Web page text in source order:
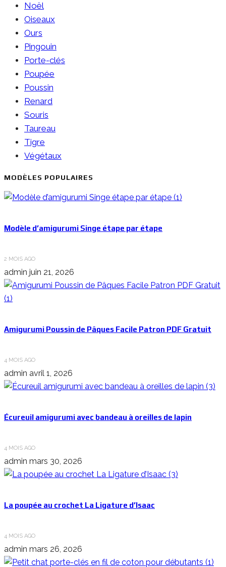
Noël
Oiseaux
Ours
Pingouin
Porte-clés
Poupée
Poussin
Renard
Souris
Taureau
Tigre
Végétaux
MODÈLES POPULAIRES
Modèle d’amigurumi Singe étape par étape
2 MOIS AGO
admin juin 21, 2026
Amigurumi Poussin de Pâques Facile Patron PDF Gratuit
4 MOIS AGO
admin avril 1, 2026
Écureuil amigurumi avec bandeau à oreilles de lapin
4 MOIS AGO
admin mars 30, 2026
La poupée au crochet La Ligature d’Isaac
4 MOIS AGO
admin mars 26, 2026